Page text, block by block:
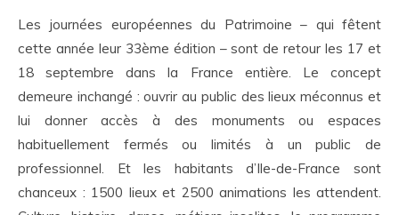
Les journées européennes du Patrimoine – qui fêtent
cette année leur 33ème édition – sont de retour les 17 et
18 septembre dans la France entière. Le concept
demeure inchangé : ouvrir au public des lieux méconnus et
lui donner accès à des monuments ou espaces
habituellement fermés ou limités à un public de
professionnel. Et les habitants d’Ile-de-France sont
chanceux : 1500 lieux et 2500 animations les attendent.